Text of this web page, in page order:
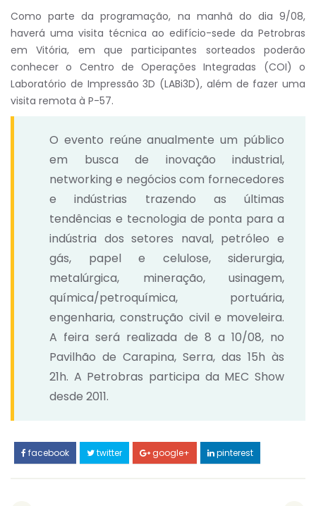
Como parte da programação, na manhã do dia 9/08,
haverá uma visita técnica ao edifício-sede da Petrobras
em Vitória, em que participantes sorteados poderão
conhecer o Centro de Operações Integradas (COI) o
Laboratório de Impressão 3D (LABi3D), além de fazer uma
visita remota à P-57.
O evento reúne anualmente um público
em busca de inovação industrial,
networking e negócios com fornecedores
e indústrias trazendo as últimas
tendências e tecnologia de ponta para a
indústria dos setores naval, petróleo e
gás, papel e celulose, siderurgia,
metalúrgica, mineração, usinagem,
química/petroquímica, portuária,
engenharia, construção civil e moveleira.
A feira será realizada de 8 a 10/08, no
Pavilhão de Carapina, Serra, das 15h às
21h. A Petrobras participa da MEC Show
desde 2011.
facebook twitter google+ pinterest